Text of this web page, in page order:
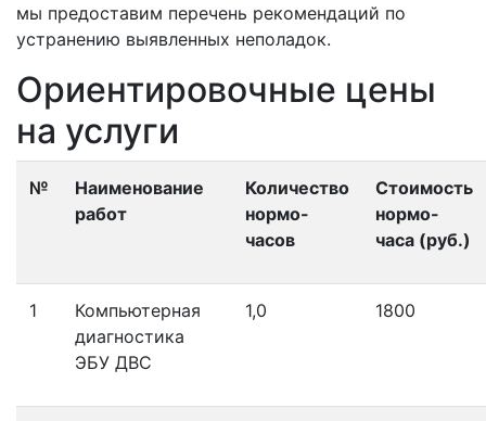
мы предоставим перечень рекомендаций по
устранению выявленных неполадок.
Ориентировочные цены
на услуги
№
Наименование
работ
Количество
нормо-
часов
Стоимость
нормо-
часа (руб.)
1
Компьютерная
диагностика
ЭБУ ДВС
1,0 1800